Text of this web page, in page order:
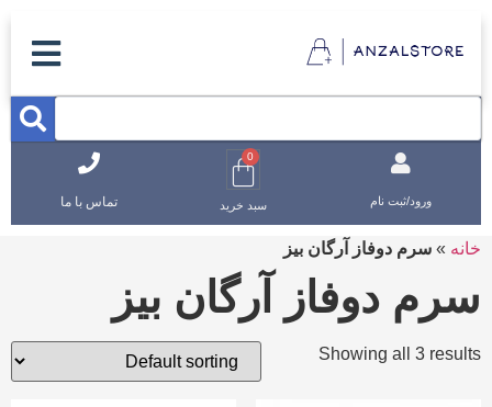
ورود/ثبت نام
0
سبد خرید تماس با ما
خانه » سرم دوفاز آرگان بیز
سرم دوفاز آرگان بیز
Showing all 3 results